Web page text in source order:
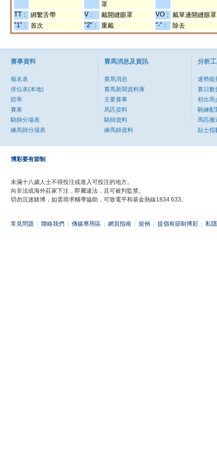
罩
TT : 綁繫舌帶 V : 戴開縫眼罩 VO : 戴單邊開縫眼罩
"1" :
首次 "2" : 重戴 "-" : 除去
賽事資料
報名表
排位表(本地)
賠率
賽果
騎師分場表
練馬師分場表
賽馬消息及資訊
賽馬消息
賽馬新聞資料庫
主要賽事
馬匹資料
騎師資料
練馬師資料
分析
速勢能
賽日數
初出馬
騎練配
馬匹搬
貼士指
博彩要有節制
未滿十八歲人士不得投注或進入可投注的地方。
向非法或海外莊家下注，即屬違法，且可被判監禁。
切勿沉迷賭博，如需尋求輔導協助，可致電平和基金熱線1834 633。
常見問題 聯絡我們 傳媒專用區 網頁指南 規例 提倡有節制博彩 私